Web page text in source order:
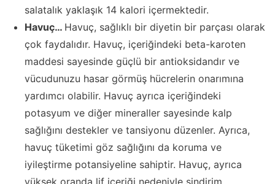
salatalık yaklaşık 14 kalori içermektedir.
Havuç… Havuç, sağlıklı bir diyetin bir parçası olarak
çok faydalıdır. Havuç, içeriğindeki beta-karoten
maddesi sayesinde güçlü bir antioksidandır ve
vücudunuzu hasar görmüş hücrelerin onarımına
yardımcı olabilir. Havuç ayrıca içeriğindeki
potasyum ve diğer mineraller sayesinde kalp
sağlığını destekler ve tansiyonu düzenler. Ayrıca,
havuç tüketimi göz sağlığını da koruma ve
iyileştirme potansiyeline sahiptir. Havuç, ayrıca